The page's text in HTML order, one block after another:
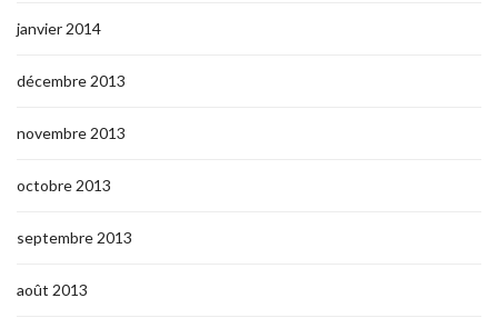
janvier 2014
décembre 2013
novembre 2013
octobre 2013
septembre 2013
août 2013